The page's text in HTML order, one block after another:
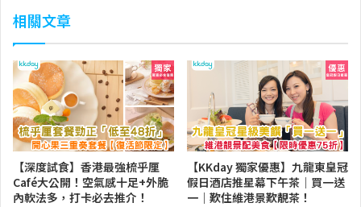
相關文章
【深度試食】香港最強梳乎厘
Café大公開！空氣感十足+外脆
內軟法多，打卡必去推介！
【KKday 獨家優惠】九龍東皇冠
假日酒店推星幕下午茶｜買一送
一｜歎住維港景歎靚茶！